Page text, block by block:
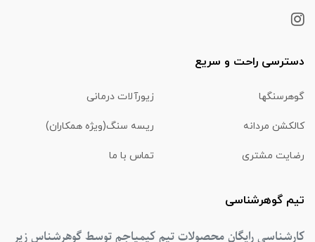
دسترسی راحت و سریع
گوهرسنگها زیورآلات درمانی
کالکشن مردانه ریسه سنگ(ویژه همکاران)
رضایت مشتری تماس با ما
تیم گوهرشناسی
کارشناسی رایگان محصولات تیم کیمیاجم توسط گوهرشناس زیر